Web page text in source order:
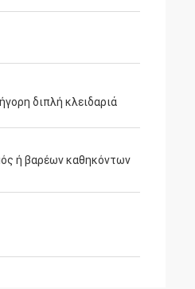
διπλή κλειδαριά
ή βαρέων καθηκόντων